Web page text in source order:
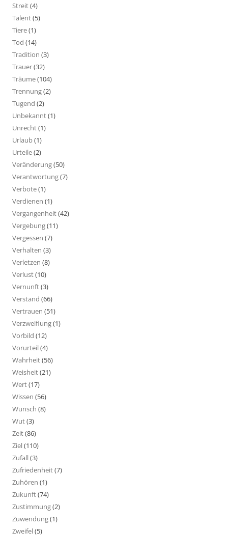
Streit(4)
Talent(5)
Tiere(1)
Tod (14)
Tradition (3)
Trauer(32)
Träume(104)
Trennung(2)
Tugend (2)
Unbekannt(1)
Unrecht(1)
Urlaub(1)
Urteile(2)
Veränderung(50)
Verantwortung(7)
Verbote(1)
Verdienen (1)
Vergangenheit(42)
Vergebung(11)
Vergessen (7)
Verhalten (3)
Verletzen (8)
Verlust(10)
Vernunft(3)
Verstand (66)
Vertrauen (51)
Verzweiflung(1)
Vorbild (12)
Vorurteil(4)
Wahrheit(56)
Weisheit(21)
Wert(17)
Wissen (56)
Wunsch (8)
Wut(3)
Zeit(86)
Ziel(110)
Zufall(3)
Zufriedenheit(7)
Zuhören (1)
Zukunft(74)
Zustimmung(2)
Zuwendung(1)
Zweifel(5)